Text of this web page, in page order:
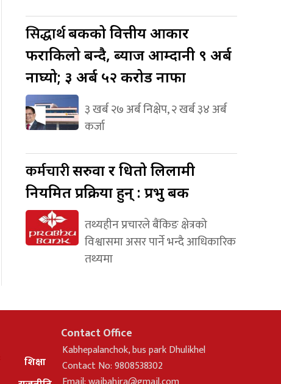
सिद्धार्थबैंकको वित्तीय आकार
फराकिलो बन्दै, ब्याज आम्दानी ९ अर्ब
नाघ्यो; ३ अर्ब ५२ करोड नाफा
३ खर्ब २७ अर्ब निक्षेप, २ खर्ब ३४ अर्ब
कर्जा
कर्मचारीसरुवा र धितो लिलामी
नियमित प्रक्रिया हुन् : प्रभु बैंक
तथ्यहीन प्रचारले बैंकिङ क्षेत्रको
विश्वासमा असर पार्ने भन्दै आधिकारिक
तथ्यमा
शिक्षा
Contact Office
Kabhepalanchok, bus park Dhulikhel
Contact No: 9808538302